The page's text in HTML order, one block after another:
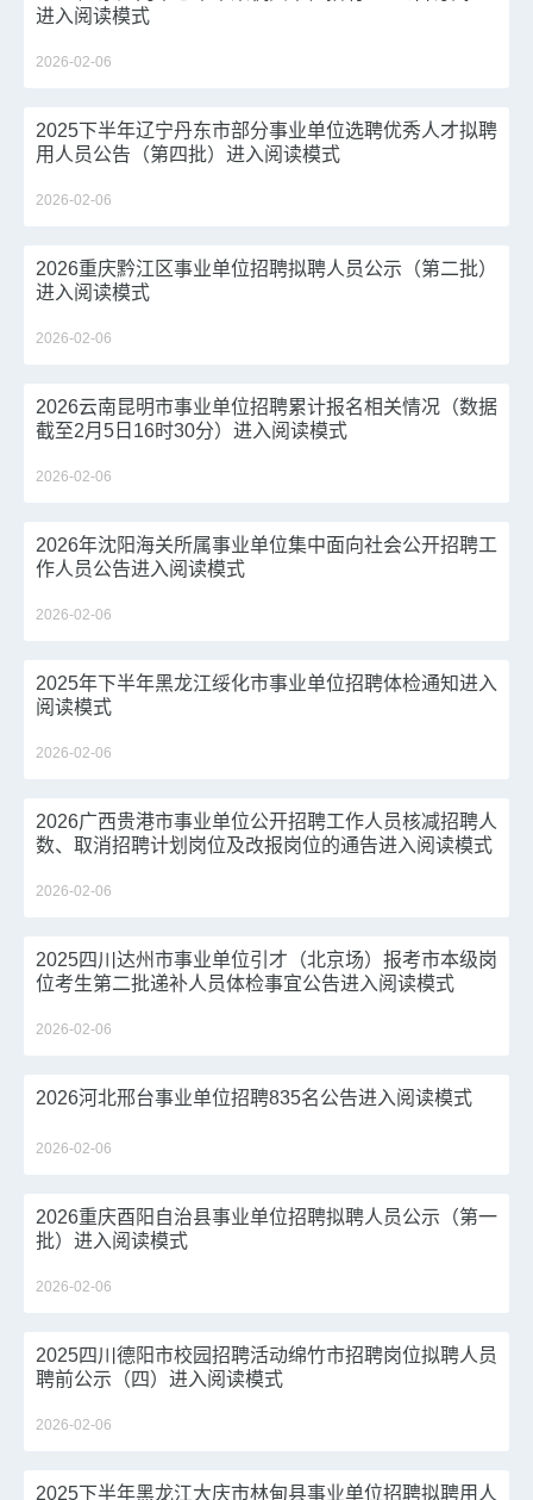
进入阅读模式
2026-02-06
2025下半年辽宁丹东市部分事业单位选聘优秀人才拟聘
用人员公告（第四批）进入阅读模式
2026-02-06
2026重庆黔江区事业单位招聘拟聘人员公示（第二批）
进入阅读模式
2026-02-06
2026云南昆明市事业单位招聘累计报名相关情况（数据
截至2月5日16时30分）进入阅读模式
2026-02-06
2026年沈阳海关所属事业单位集中面向社会公开招聘工
作人员公告进入阅读模式
2026-02-06
2025年下半年黑龙江绥化市事业单位招聘体检通知进入
阅读模式
2026-02-06
2026广西贵港市事业单位公开招聘工作人员核减招聘人
数、取消招聘计划岗位及改报岗位的通告进入阅读模式
2026-02-06
2025四川达州市事业单位引才（北京场）报考市本级岗
位考生第二批递补人员体检事宜公告进入阅读模式
2026-02-06
2026河北邢台事业单位招聘835名公告进入阅读模式
2026-02-06
2026重庆酉阳自治县事业单位招聘拟聘人员公示（第一
批）进入阅读模式
2026-02-06
2025四川德阳市校园招聘活动绵竹市招聘岗位拟聘人员
聘前公示（四）进入阅读模式
2026-02-06
2025下半年黑龙江大庆市林甸县事业单位招聘拟聘用人